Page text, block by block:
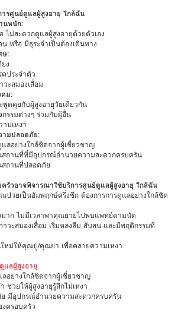
รศูนย์ดูแลผู้สูงอายุ ใกล้ฉัน
นหนัก:
ไม่สะดวกดูแลผู้สูงอายุด้วยตัวเอง
หรือ มีธุระจำเป็นต้องเดินทาง
ษ:
ง
ประจำตัว
ะสมองเสื่อม
คม:
พูดคุยกับผู้สูงอายุวัยเดียวกัน
กรรมต่างๆ ร่วมกับผู้อื่น
มเหงา
ามปลอดภัย:
แลอย่างใกล้ชิดจากผู้เชี่ยวชาญ
สถานที่ที่มีอุปกรณ์อำนวยความสะดวกครบครัน
สถานที่ปลอดภัย
รัวอาจพิจารณาใช้บริการศูนย์ดูแลผู้สูงอายุ ใกล้ฉัน
วยเป็นอัมพฤกษ์ครึ่งซีก ต้องการการดูแลอย่างใกล้ชิด
าก ไม่มีเวลาพาคุณยายไปพบแพทย์ตามนัด
ะสมองเสื่อม เริ่มหลงลืม สับสน และมีพฤติกรรมที่
หม่ให้คุณปู่/คุณย่า เพื่อคลายความเหงา
แลผู้สูงอายุ
อย่างใกล้ชิดจากผู้เชี่ยวชาญ
ช่วยให้ผู้สูงอายุรู้สึกไม่เหงา
มีอุปกรณ์อำนวยความสะดวกครบครัน
ครอบครัว